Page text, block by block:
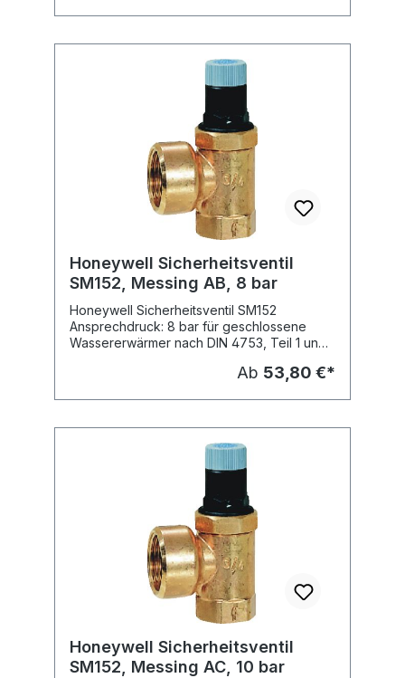
Kunststoff Membrane und Dichtscheibe aus
heißwasserbeständigem Elastomer mit
Anlüftvorrichtung Eckausführung Fabrikat:
Honeywell Typ: SM152-AA Lieferbare
Dimensionen: Typ: SM152-1/2AA, Nennweite:
DN 15 (1/2") SM152-3/4AA, Nennweite: DN
20 (3/4") SM152-1AA, Nennweite: DN 25 (1")
SM152-11/4AA, Nennweite: DN 32 (11/4")
Honeywell Sicherheitsventil
SM152, Messing AB, 8 bar
Honeywell Sicherheitsventil SM152
Ansprechdruck: 8 bar für geschlossene
Wassererwärmer nach DIN 4753, Teil 1 und
nach den Bestimmungen gemäß AD-
Kunststoff Membrane und Dichtscheibe aus
heißwasserbeständigem Elastomer mit
Anlüftvorrichtung Eckausführung Fabrikat:
Honeywell Typ: SM152-AB Lieferbare
Dimensionen: Typ: SM152-1/2AB, Nennweite:
DN 15 (1/2") SM152-3/4AB, Nennweite: DN
20 (3/4") SM152-1AB, Nennweite: DN 25 (1")
SM152-11/4AB, Nennweite: DN 32 (11/4")
Ab 53,80 €*
Honeywell Sicherheitsventil
SM152, Messing AC, 10 bar